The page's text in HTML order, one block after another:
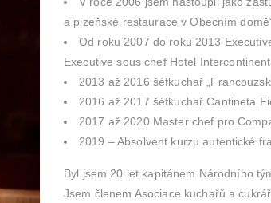
a plzeňské restaurace v Obecním
Od roku 2007 do roku 2013
Executive sous chef Hotel
2013 až 2016 šéfkuchař
2016 až 2017 šéfkuchař Cantineta
2017 až 2020 Master chef pro
2019 – Absolvent kurzu autentické
Byl jsem 20 let kapitánem Národního
Jsem členem Asociace kuchařů a